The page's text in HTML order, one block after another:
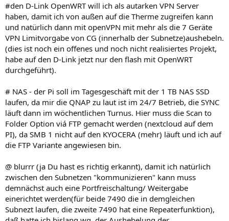
#den D-Link OpenWRT will ich als autarken VPN Server
haben, damit ich von außen auf die Therme zugreifen kann
und natürlich dann mit openVPN mit mehr als die 7 Geräte
VPN Limitvorgabe von CG (innerhalb der Subnetze)aushebeln.
(dies ist noch ein offenes und noch nicht realisiertes Projekt,
habe auf den D-Link jetzt nur den flash mit OpenWRT
durchgeführt).
# NAS - der Pi soll im Tagesgeschäft mit der 1 TB NAS SSD
laufen, da mir die QNAP zu laut ist im 24/7 Betrieb, die SYNC
läuft dann im wöchentlichen Turnus. Hier muss die Scan to
Folder Option viá FTP gemacht werden (nextcloud auf dem
PI), da SMB 1 nicht auf den KYOCERA (mehr) läuft und ich auf
die FTP Variante angewiesen bin.
@ blurrr (ja Du hast es richtig erkannt), damit ich natürlich
zwischen den Subnetzen "kommunizieren" kann muss
demnächst auch eine Portfreischaltung/ Weitergabe
einerichtet werden(für beide 7490 die in demgleichen
Subnezt laufen, die zweite 7490 hat eine Repeaterfunktion),